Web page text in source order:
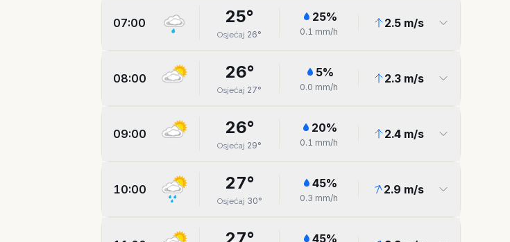
07:00 25°
Osjećaj 26°
25%
0.1 mm/h
2.5m/s
08:00 26°
Osjećaj 27°
5%
0.0 mm/h
2.3m/s
09:00 26°
Osjećaj 29°
20%
0.1 mm/h
2.4m/s
10:00 27°
Osjećaj 30°
45%
0.3 mm/h
2.9 m/s
45%